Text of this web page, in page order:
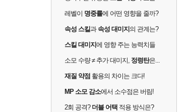
레벨이 명중률에 어떤 영향을 줄까?
속성 스킬과 속성 대미지 의 관계는?
스킬 대미지 에 영향 주는 능력치들
소모 수량 ≠ 추가 대미지, 정령탄은...
재질 약점 활용의 차이는 크다!
MP 소모 감소에서 소수점은 버림!
2회 공격? 더블 어택 적용 방식은?